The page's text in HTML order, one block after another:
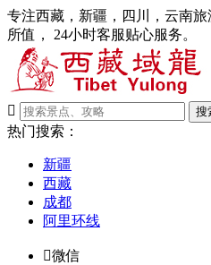
专注西藏，新疆，四川，云南
所值， 24小时客服贴心服务。

搜
热门搜索：
新疆
西藏
成都
阿里环线
微信